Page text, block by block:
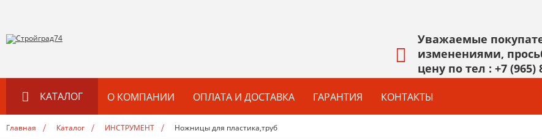
Уважаемые
изменениями,
цену по тел : +7 (965)
КАТАЛОГ О КОМПАНИИ ОПЛАТА И ДОСТАВКА ГАРАНТИЯ КОНТАКТЫ
Главная Каталог ИНСТРУМЕНТ Ножницы для пластика,труб